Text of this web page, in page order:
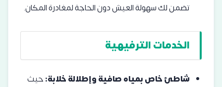
تضمن لك سهولة العيش دون الحاجة لمغادرة المكان.
الخدمات الترفيهية
شاطئ خاص بمياه صافية وإطلالة خلابة:حيث